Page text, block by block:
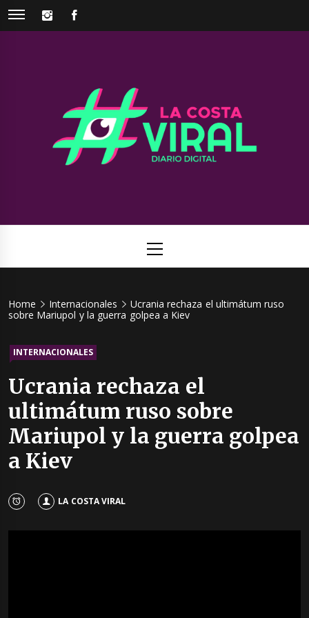
Skip
INSTAGRAM
Viral
Menu
Home Internacionales
Ucrania rechaza el ultimátum ruso
sobre Mariupol y la guerra golpea a Kiev
INTERNACIONALES
Ucrania rechaza el
ultimátum ruso sobre
Mariupol y la guerra golpea
a Kiev
LA COSTA VIRAL